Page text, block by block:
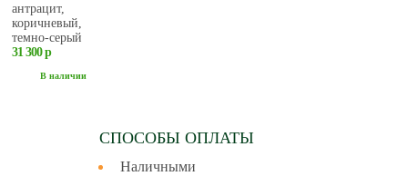
антрацит,
коричневый,
темно-серый
31 300 р
В наличии
СПОСОБЫ ОПЛАТЫ
Наличными